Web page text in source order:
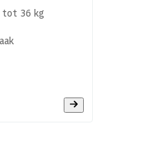
tot 36 kg